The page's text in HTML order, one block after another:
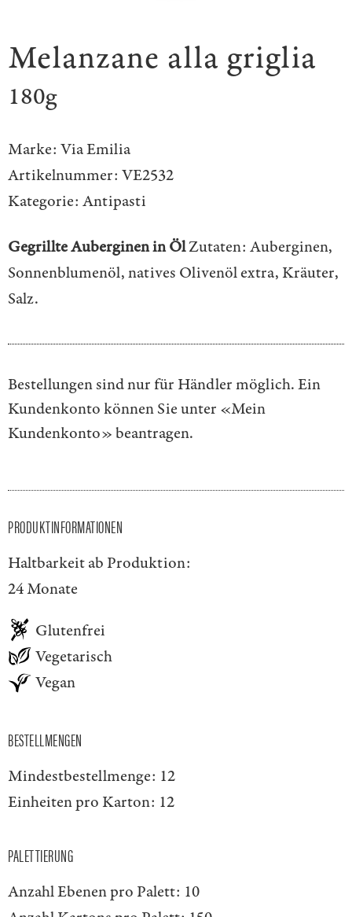
Melanzane alla griglia
180g
Marke: Via Emilia
Artikelnummer: VE2532
Kategorie: Antipasti
Gegrillte Auberginen in ÖlZutaten: Auberginen,
Sonnenblumenöl, natives Olivenöl extra, Kräuter,
Salz.
Bestellungen sind nur für Händler möglich. Ein
Kundenkonto können Sie unter «Mein
Kundenkonto»beantragen.
PRODUKTINFORMATIONEN
Haltbarkeit ab Produktion:
24 Monate
Glutenfrei
Vegetarisch
Vegan
BESTELLMENGEN
Mindestbestellmenge: 12
Einheiten pro Karton: 12
PALETTIERUNG
Anzahl Ebenen pro Palett: 10